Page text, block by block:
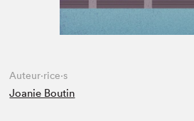
Auteur·rice·s
Joanie Boutin